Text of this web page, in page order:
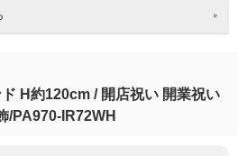
ド H約120cm / 開店祝い 開業祝い
/PA970-IR72WH